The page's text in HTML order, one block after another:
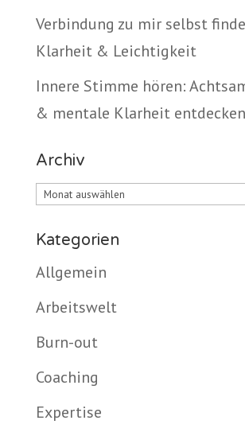
Verbindung zu mir selbst
Klarheit & Leichtigkeit
Innere Stimme hören:
& mentale Klarheit entdecken
Archiv
Archiv
Kategorien
Allgemein
Arbeitswelt
Burn-out
Coaching
Expertise